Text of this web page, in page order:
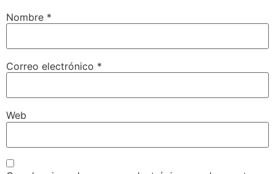
Nombre *
Correo electrónico *
Web